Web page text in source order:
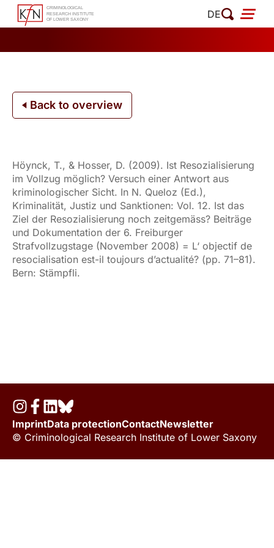
Skip
DE
Back to overview
Höynck, T., & Hosser, D. (2009). Ist Resozialisierung
im Vollzug möglich? Versuch einer Antwort aus
kriminologischer Sicht. In N. Queloz (Ed.),
Kriminalität, Justiz und Sanktionen: Vol. 12. Ist das
Ziel der Resozialisierung noch zeitgemäss? Beiträge
und Dokumentation der 6. Freiburger
Strafvollzugstage (November 2008) = L‘ objectif de
resocialisation est-il toujours d’actualité? (pp. 71–81).
Bern: Stämpfli.
ImprintData protectionContactNewsletter
© Criminological Research Institute of Lower Saxony